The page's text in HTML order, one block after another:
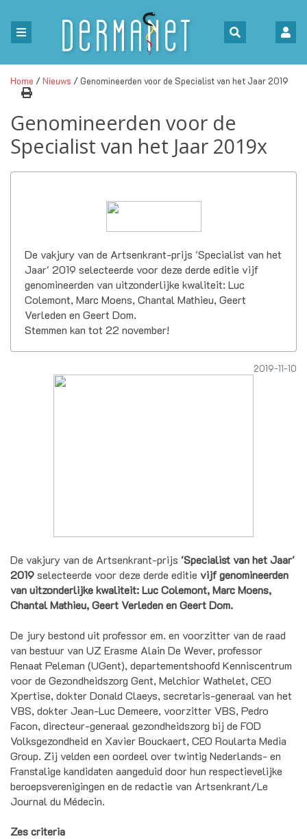
Home /Nieuws / Genomineerden voor de Specialist van het Jaar 2019
Genomineerden voor de
Specialist van het Jaar 2019x
De vakjury van de Artsenkrant-prijs 'Specialist van het
Jaar' 2019 selecteerde voor deze derde editie vijf
genomineerden van uitzonderlijke kwaliteit: Luc
Colemont, Marc Moens, Chantal Mathieu, Geert
Verleden en Geert Dom.
Stemmen kan tot 22 november!
2019-11-10
De vakjury van de Artsenkrant-prijs 'Specialist van het Jaar'
2019selecteerde voor deze derde editie vijf genomineerden
van uitzonderlijke kwaliteit: Luc Colemont, Marc Moens,
Chantal Mathieu, Geert Verleden en Geert Dom.
De jury bestond uit professor em. en voorzitter van de raad
van bestuur van UZ Erasme Alain De Wever, professor
Renaat Peleman (UGent), departementshoofd Kenniscentrum
voor de Gezondheidszorg Gent, Melchior Wathelet, CEO
Xpertise, dokter Donald Claeys, secretaris-generaal van het
VBS, dokter Jean-Luc Demeere, voorzitter VBS, Pedro
Facon, directeur-generaal gezondheidszorg bij de FOD
Volksgezondheid en Xavier Bouckaert, CEO Roularta Media
Group. Zij velden een oordeel over twintig Nederlands- en
Franstalige kandidaten aangeduid door hun respectievelijke
beroepsverenigingen en de redactie van Artsenkrant/Le
Journal du Médecin.
Zes criteria